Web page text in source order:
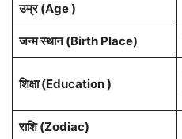
उम्र (Age )
जन्म स्थान (Birth Place)
शिक्षा (Education )
राशि(Zodiac)